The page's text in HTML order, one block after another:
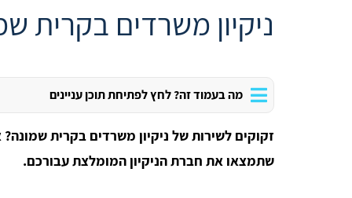
ניקיון משרדים בקרית
מה בעמוד זה? לחץ לפתיחת תוכן עניינים
זקוקים לשירות של ניקיון משרדים בקרית
שתמצאו את חברת הניקיון המומלצת עבורכם.